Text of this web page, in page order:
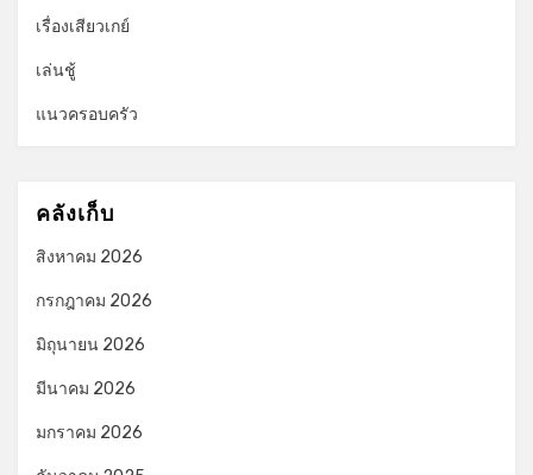
เรื่องเสียวเกย์
เล่นชู้
แนวครอบครัว
คลังเก็บ
สิงหาคม 2026
กรกฎาคม 2026
มิถุนายน 2026
มีนาคม 2026
มกราคม 2026